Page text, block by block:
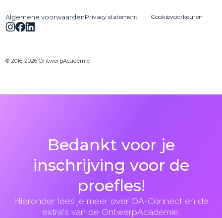
Algemene voorwaardenPrivacy statement Cookievoorkeuren
© 2016-2026 OntwerpAcademie
Bedankt voor je
inschrijving voor de
proefles!
Hieronder lees je meer over OA-Connect en de
extra's van de OntwerpAcademie.